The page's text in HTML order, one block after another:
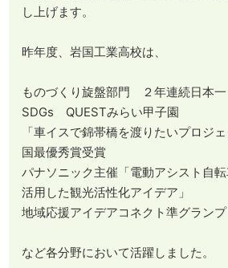
し上げます。
昨年度、岩国工業高校は、
ものづくり旋盤部門 ２年連続日本一
SDGs QUESTみらい甲子園
「車イスで錦帯橋を渡りたいプロジ
国最優秀賞受賞
パナソニック主催「電動アシスト自
活用した観光活性化アイデア」
地域応援アイデアコネクト準グラン
など各分野において活躍しました。